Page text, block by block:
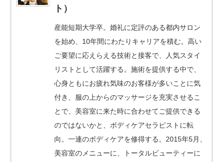
ト）
産能短期大学卒。婚礼に定評のある都内サロン
を始め、10年間にわたりキャリアを積む。高い
ご要望に応えらえる技術と接客で、人気スタイ
リストとして活躍する。施術を提供する中で、
心身ともにお疲れ気味のお客様が多いことに気
付き、服の上からのマッサージを充実させるこ
とで、美容室に来た時に合わせてご提供できる
のではないかと、ボディケアセラピストに転
向。一連のボディケアを修得する。2015年5月、
美容室のメニューに、トータルビューティーに